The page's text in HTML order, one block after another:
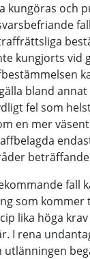
kungöras och
kungjorts vid
bland
fel som
en mer
fall
som
lika höga
I rena
utlänningen